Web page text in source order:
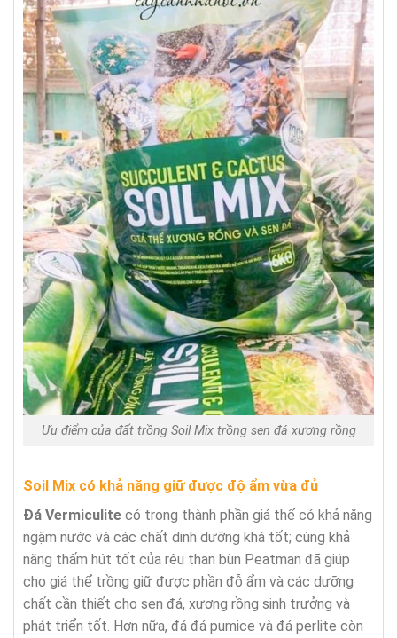
Ưu điểm của đất trồng Soil Mix trồng sen đá xương rồng
Soil Mix có khả năng giữ được độ ẩm vừa đủ
Đá Vermiculite có trong thành phần giá thể có khả năng
ngậm nước và các chất dinh dưỡng khá tốt; cùng khả
năng thấm hút tốt của rêu than bùn Peatman đã giúp
cho giá thể trồng giữ được phần đỗ ẩm và các dưỡng
chất cần thiết cho sen đá, xương rồng sinh trưởng và
phát triển tốt. Hơn nữa, đá đá pumice và đá perlite còn